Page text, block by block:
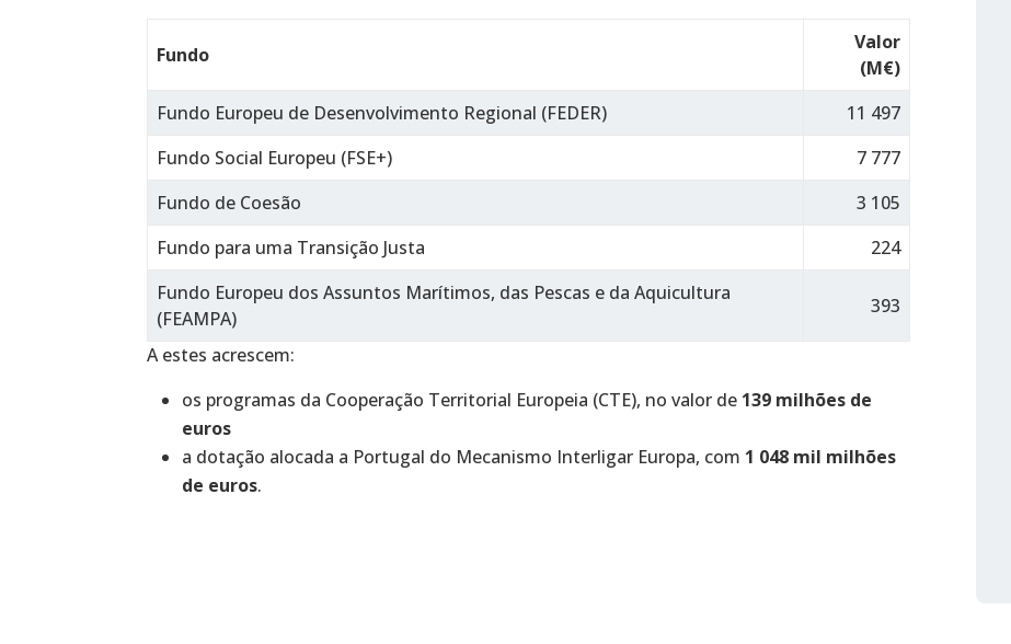
Fundo
Valor
(M€)
Fundo Europeu de Desenvolvimento Regional (FEDER)
11 497
Fundo Social Europeu (FSE+)
7 777
Fundo de Coesão
3 105
Fundo para uma Transição Justa
224
Fundo Europeu dos Assuntos Marítimos, das Pescas e da Aquicultura
(FEAMPA)
393
A estes acrescem:
os programas da Cooperação Territorial Europeia (CTE), no valor de 139 milhões de
euros
a dotação alocada a Portugal do Mecanismo Interligar Europa, com 1 048 mil milhões
de euros.